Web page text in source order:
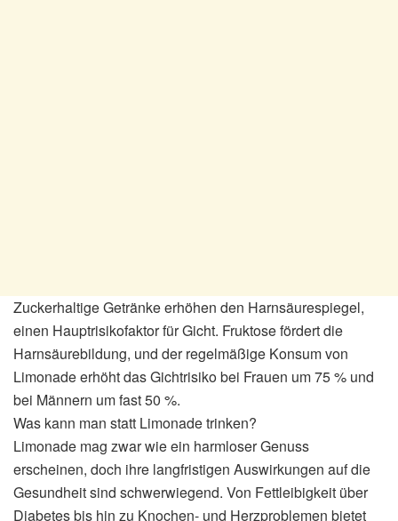
Zuckerhaltige Getränke erhöhen den Harnsäurespiegel,
einen Hauptrisikofaktor für Gicht. Fruktose fördert die
Harnsäurebildung, und der regelmäßige Konsum von
Limonade erhöht das Gichtrisiko bei Frauen um 75 % und
bei Männern um fast 50 %.
Was kann man statt Limonade trinken?
Limonade mag zwar wie ein harmloser Genuss
erscheinen, doch ihre langfristigen Auswirkungen auf die
Gesundheit sind schwerwiegend. Von Fettleibigkeit über
Diabetes bis hin zu Knochen- und Herzproblemen bietet